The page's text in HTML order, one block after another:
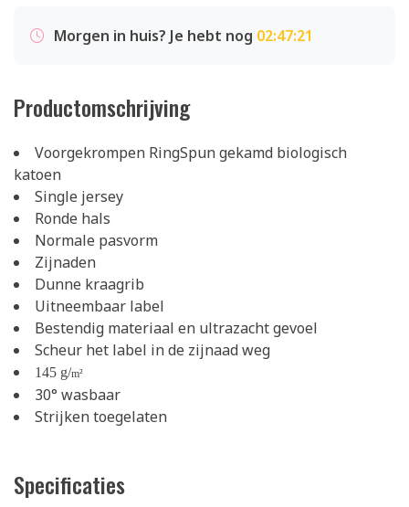
Morgen in huis? Je hebt nog 02:47:21
Productomschrijving
Voorgekrompen RingSpun gekamd biologisch
katoen
Single jersey
Ronde hals
Normale pasvorm
Zijnaden
Dunne kraagrib
Uitneembaar label
Bestendig materiaal en ultrazacht gevoel
Scheur het label in de zijnaad weg
145 g/m²
30° wasbaar
Strijken toegelaten
Specificaties